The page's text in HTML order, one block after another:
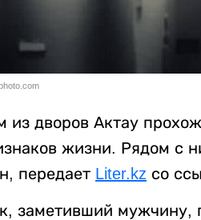
из дворов Актау
жизни. Рядом с
передает Liter.kz со
заметивший мужчину,